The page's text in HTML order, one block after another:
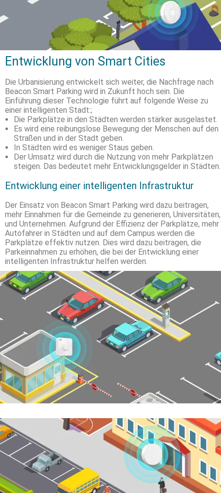
Entwicklung von Smart Cities
Die Urbanisierung entwickelt sich weiter, die Nachfrage nach
Beacon Smart Parking wird in Zukunft hoch sein. Die
Einführung dieser Technologie führt auf folgende Weise zu
einer intelligenten Stadt:;
Die Parkplätze in den Städten werden stärker ausgelastet.
Es wird eine reibungslose Bewegung der Menschen auf den
Straßen und in der Stadt geben.
In Städten wird es weniger Staus geben.
Der Umsatz wird durch die Nutzung von mehr Parkplätzen
steigen. Das bedeutet mehr Entwicklungsgelder in Städten.
Entwicklung einer intelligenten Infrastruktur
Der Einsatz von Beacon Smart Parking wird dazu beitragen,
mehr Einnahmen für die Gemeinde zu generieren, Universitäten,
und Unternehmen. Aufgrund der Effizienz der Parkplätze, mehr
Autofahrer in Städten und auf dem Campus werden die
Parkplätze effektiv nutzen. Dies wird dazu beitragen, die
Parkeinnahmen zu erhöhen, die bei der Entwicklung einer
intelligenten Infrastruktur helfen werden.